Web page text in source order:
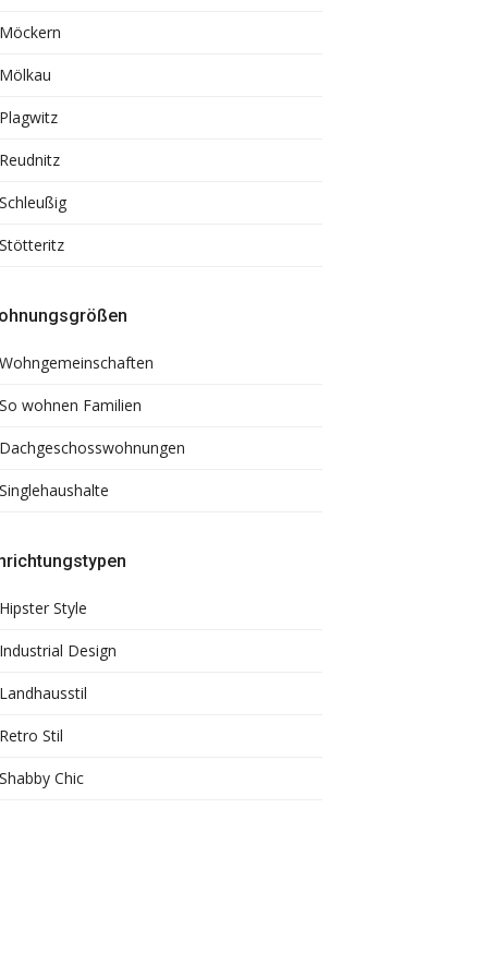
Möckern
Mölkau
Plagwitz
Reudnitz
Schleußig
Stötteritz
Wohngemeinschaften
So wohnen Familien
Dachgeschosswohnungen
Singlehaushalte
Hipster Style
Industrial Design
Landhausstil
Retro Stil
Shabby Chic